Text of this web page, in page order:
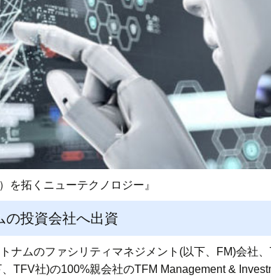
を拓くニューテクノロジー』
の投資会社へ出資
ナムのファシリティマネジメント(以下、FM)会社、
TFV社)の100%親会社のTFM Management &